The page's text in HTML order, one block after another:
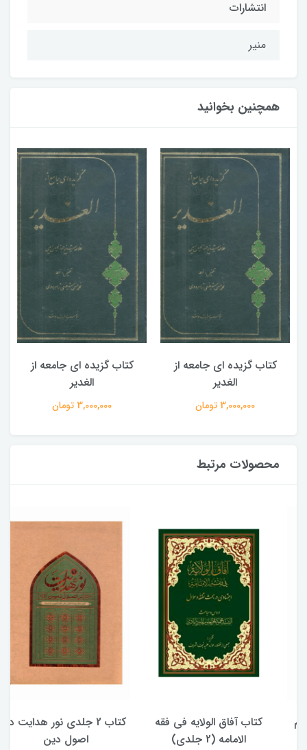
انتشارات
منیر
همچنین بخوانید
کتاب گزیده ای جامعه از
الغدیر
3,000,000 تومان
کتاب گزیده ای جامعه از
الغدیر
3,000,000 تومان
محصولات مرتبط
کتاب آفاق الولایه فی فقه
الامامه (2 جلدی)
کتاب 2 جلدی نور هدایت در
اصول دین